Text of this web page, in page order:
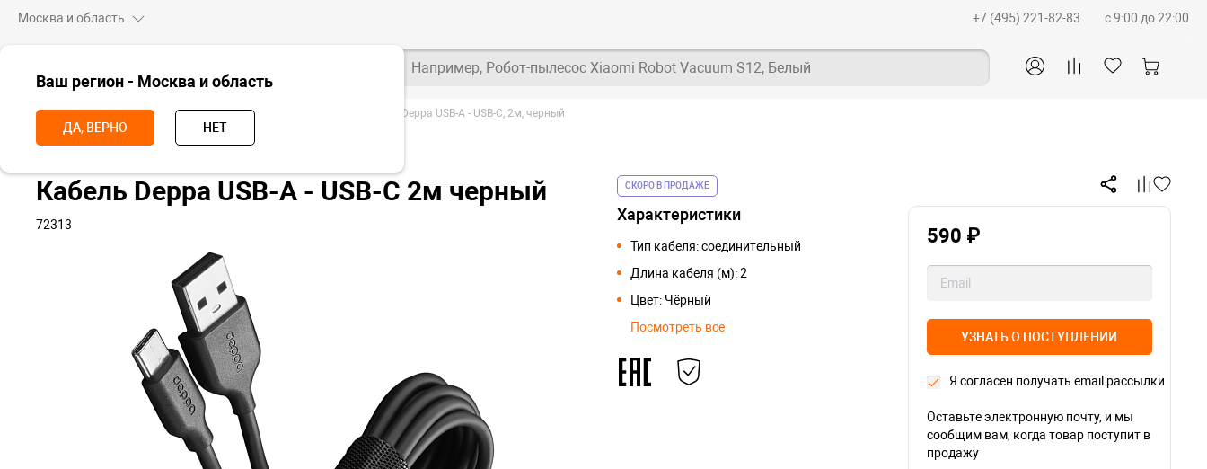
Москва и область
Ваш регион - Москва и область
ДА, ВЕРНО НЕТ
+7 (495) 221-82-83 c 9:00 до 22:00
Например, Робот-пылесос Xiaomi Robot Vacuum S12, Белый
Главная Аксессуары Кабели, адаптеры и переходники Кабель Deppa USB-A - USB-C, 2м, черный
Кабель Deppa USB-A - USB-C 2м черный
72313
СКОРО В ПРОДАЖЕ
Характеристики
Тип кабеля: соединительный
Длина кабеля (м): 2
Цвет: Чёрный
Посмотреть все
590 ₽
УЗНАТЬ О ПОСТУПЛЕНИИ
Я согласен получать email рассылки
Оставьте электронную почту, и мы
сообщим вам, когда товар поступит в
продажу